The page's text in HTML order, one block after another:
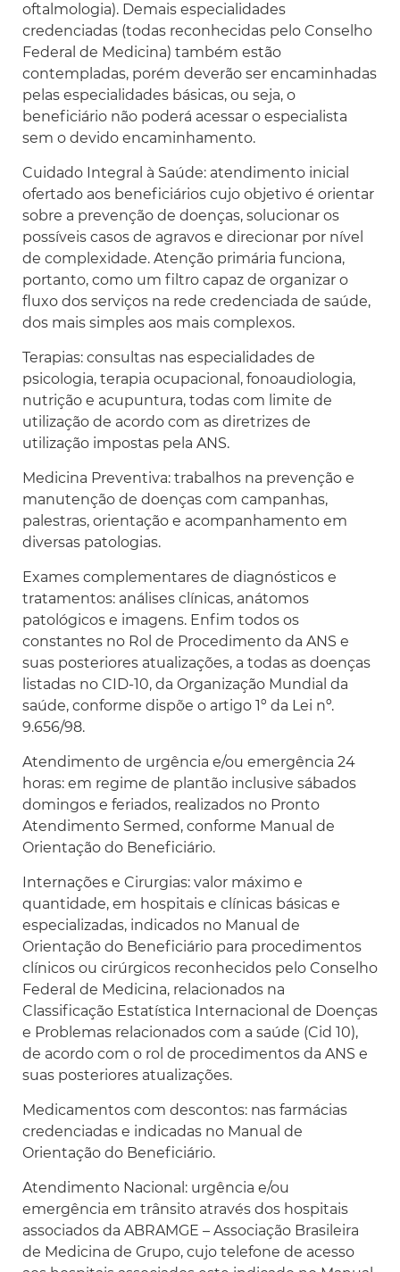
oftalmologia). Demais especialidades
credenciadas (todas reconhecidas pelo Conselho
Federal de Medicina) também estão
contempladas, porém deverão ser encaminhadas
pelas especialidades básicas, ou seja, o
beneficiário não poderá acessar o especialista
sem o devido encaminhamento.
Cuidado Integral à Saúde: atendimento inicial
ofertado aos beneficiários cujo objetivo é orientar
sobre a prevenção de doenças, solucionar os
possíveis casos de agravos e direcionar por nível
de complexidade. Atenção primária funciona,
portanto, como um filtro capaz de organizar o
fluxo dos serviços na rede credenciada de saúde,
dos mais simples aos mais complexos.
Terapias: consultas nas especialidades de
psicologia, terapia ocupacional, fonoaudiologia,
nutrição e acupuntura, todas com limite de
utilização de acordo com as diretrizes de
utilização impostas pela ANS.
Medicina Preventiva: trabalhos na prevenção e
manutenção de doenças com campanhas,
palestras, orientação e acompanhamento em
diversas patologias.
Exames complementares de diagnósticos e
tratamentos: análises clínicas, anátomos
patológicos e imagens. Enfim todos os
constantes no Rol de Procedimento da ANS e
suas posteriores atualizações, a todas as doenças
listadas no CID-10, da Organização Mundial da
saúde, conforme dispõe o artigo 1º da Lei nº.
9.656/98.
Atendimento de urgência e/ou emergência 24
horas: em regime de plantão inclusive sábados
domingos e feriados, realizados no Pronto
Atendimento Sermed, conforme Manual de
Orientação do Beneficiário.
Internações e Cirurgias: valor máximo e
quantidade, em hospitais e clínicas básicas e
especializadas, indicados no Manual de
Orientação do Beneficiário para procedimentos
clínicos ou cirúrgicos reconhecidos pelo Conselho
Federal de Medicina, relacionados na
Classificação Estatística Internacional de Doenças
e Problemas relacionados com a saúde (Cid 10),
de acordo com o rol de procedimentos da ANS e
suas posteriores atualizações.
Medicamentos com descontos: nas farmácias
credenciadas e indicadas no Manual de
Orientação do Beneficiário.
Atendimento Nacional: urgência e/ou
emergência em trânsito através dos hospitais
associados da ABRAMGE – Associação Brasileira
de Medicina de Grupo, cujo telefone de acesso